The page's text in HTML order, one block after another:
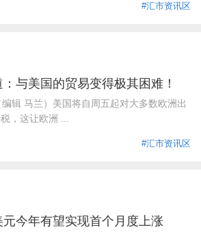
#汇市资讯区
与美国的贸易变得极其困难！
马兰）美国将自周五起对大多数欧洲出
，这让欧洲 ...
#汇市资讯区
元今年有望实现首个月度上涨